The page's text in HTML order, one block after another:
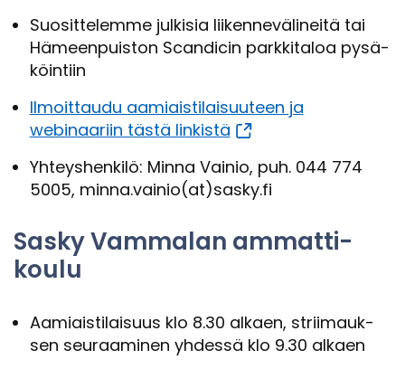
Suo­sit­te­lem­me jul­ki­sia lii­ken­ne­vä­li­nei­tä tai
Hä­meen­puis­ton Scan­dicin park­ki­ta­loa py­sä­
köin­tiin
Il­moit­tau­du aa­miais­ti­lai­suu­teen ja
webinaariin tästä lin­kis­tä
Yh­teys­hen­ki­lö: Minna Vai­nio, puh. 044 774
5005, minna.vai­nio(at)sasky.fi
Sasky Vam­ma­lan am­mat­ti­
kou­lu
Aa­miais­ti­lai­suus klo 8.30 al­kaen, strii­mauk­
sen seu­raa­mi­nen yh­des­sä klo 9.30 al­kaen